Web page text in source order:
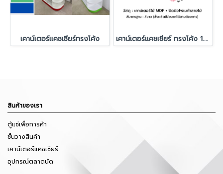
เคาน์เตอร์แคชเชียร์ทรงโค้ง เคาน์เตอร์แคชเชียร์ ทรงโค้ง 1.50 เมตร (สีลายไม้)
สินค้าของเรา
ตู้แช่เพื่อการค้า
ชั้นวางสินค้า
เคาน์เตอร์แคชเชียร์
อุปกรณ์ตลาดนัด